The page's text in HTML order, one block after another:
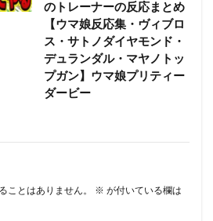
のトレーナーの反応まとめ
【ウマ娘反応集・ヴィブロ
ス・サトノダイヤモンド・
デュランダル・マヤノトッ
プガン】ウマ娘プリティー
ダービー
ことはありません。 ※ が付いている欄は